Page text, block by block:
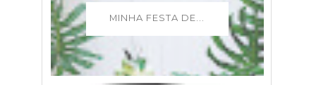
MINHA FESTA DE...